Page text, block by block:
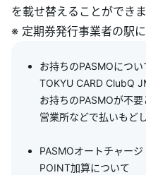
を載せ替えることができ
※ 定期券発行事業者の駅
お持ちのPASMOについ
TOKYU CARD ClubQ
お持ちのPASMOが不
営業所などで払いもど
PASMOオートチャー
POINT加算について